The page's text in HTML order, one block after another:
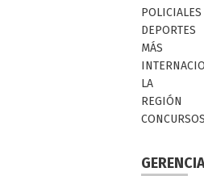
POLICIALES
DEPORTES
MÁS
LA
REGIÓN